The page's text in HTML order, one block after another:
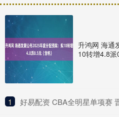
升鸿网 海通
10转增4.8派
1 好易配资 CBA全明星单项赛 晋级名